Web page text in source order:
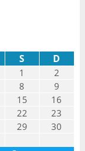
S D
1
2
8
9
15
16
22
23
29
30